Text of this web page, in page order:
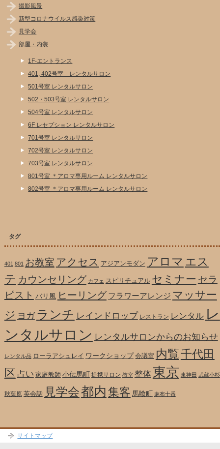
撮影風景
新型コロナウイルス感染対策
見学会
部屋・内装
1F-エントランス
401, 402号室 レンタルサロン
501号室 レンタルサロン
502・503号室 レンタルサロン
504号室 レンタルサロン
6F レセプション レンタルサロン
701号室 レンタルサロン
702号室 レンタルサロン
703号室 レンタルサロン
801号室 ＊アロマ専用ルーム レンタルサロン
802号室 ＊アロマ専用ルーム レンタルサロン
タグ
401 801 お教室 アクセス アジアンモダン アロマ エス
テ カウンセリング カフェ スピリチュアル セミナー セラ
ピスト バリ風 ヒーリング フラワーアレンジ マッサー
ジ ヨガ ランチ レインドロップ レストラン レンタル レ
ンタルサロン レンタルサロンからのお知らせ
レンタル品 ローラアシュレイ ワークショップ 会議室 内覧千代田
区 占い 家庭教師 小伝馬町 提携サロン 教室 整体 東京 東神田 武蔵小杉
秋葉原 英会話 見学会都内 集客 馬喰町 麻布十番
サイトマップ